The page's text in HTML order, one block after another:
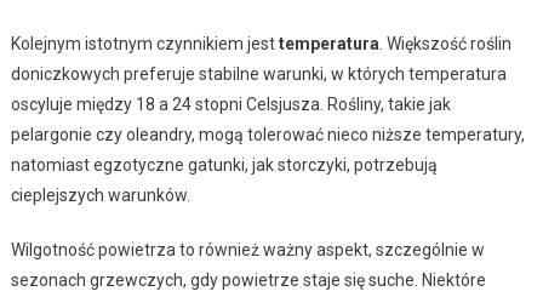
Kolejnym istotnym czynnikiem jesttemperatura . Większość roślin
doniczkowych preferuje stabilne warunki, w których temperatura
oscyluje między 18 a 24 stopni Celsjusza. Rośliny, takie jak
pelargonie czy oleandry, mogą tolerować nieco niższe temperatury,
natomiast egzotyczne gatunki, jak storczyki, potrzebują
cieplejszych warunków.
Wilgotność powietrza to również ważny aspekt, szczególnie w
sezonach grzewczych, gdy powietrze staje się suche. Niektóre